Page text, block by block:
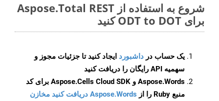
شروع به استفاده از Aspose.Total REST
برای ODT to DOT کنید
یک حساب در داشبورد ایجاد کنید تا جزئیات مجوز و
سهمیه API رایگان را دریافت کنید
Aspose.Words و Aspose.Cells Cloud SDK برای کد
منبع Ruby را از
Aspose.Words دریافت کنید مخازن